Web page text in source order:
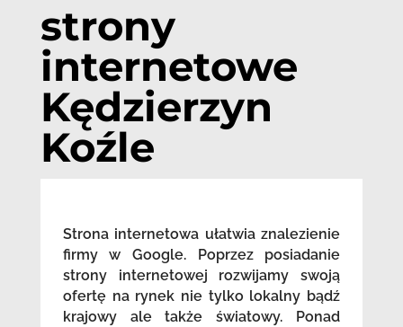
strony
internetowe
Kędzierzyn
Koźle
Strona internetowa ułatwia znalezienie
firmy w Google. Poprzez posiadanie
strony internetowej rozwijamy swoją
ofertę na rynek nie tylko lokalny bądź
krajowy ale także światowy. Ponad